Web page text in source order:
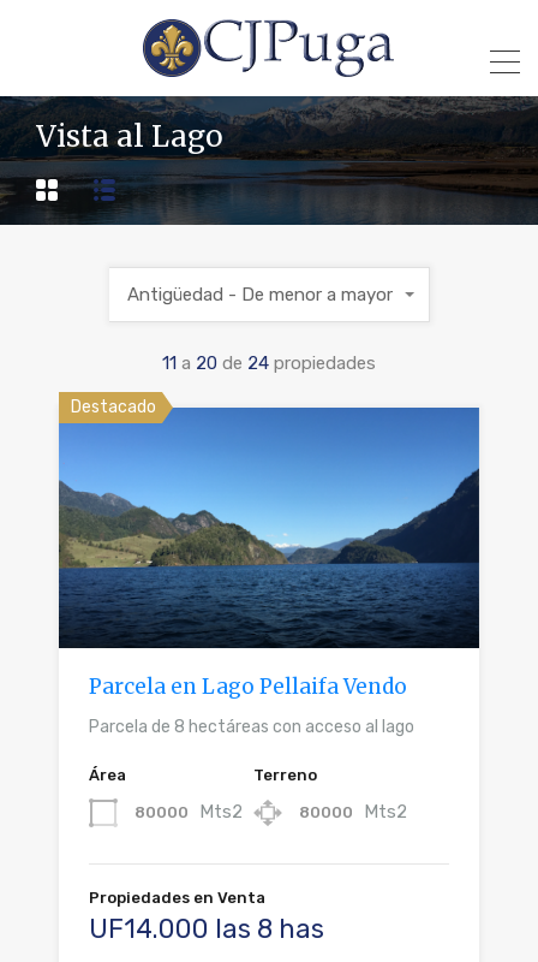
Vista al Lago
11 a 20 de 24 propiedades
Antigüedad - De menor a mayor
Destacado
Parcela en Lago Pellaifa Vendo
Parcela de 8 hectáreas con acceso al lago
Área
80000 Mts2
Terreno
80000 Mts2
Propiedades en Venta
UF14.000 las 8 has